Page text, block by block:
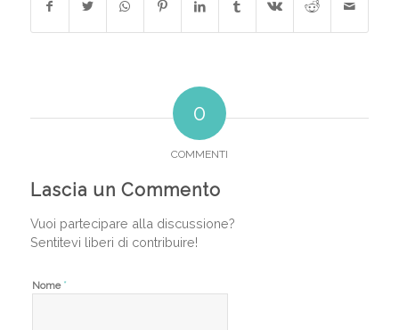
0
COMMENTI
Lascia un Commento
Vuoi partecipare alla discussione?
Sentitevi liberi di contribuire!
Nome *